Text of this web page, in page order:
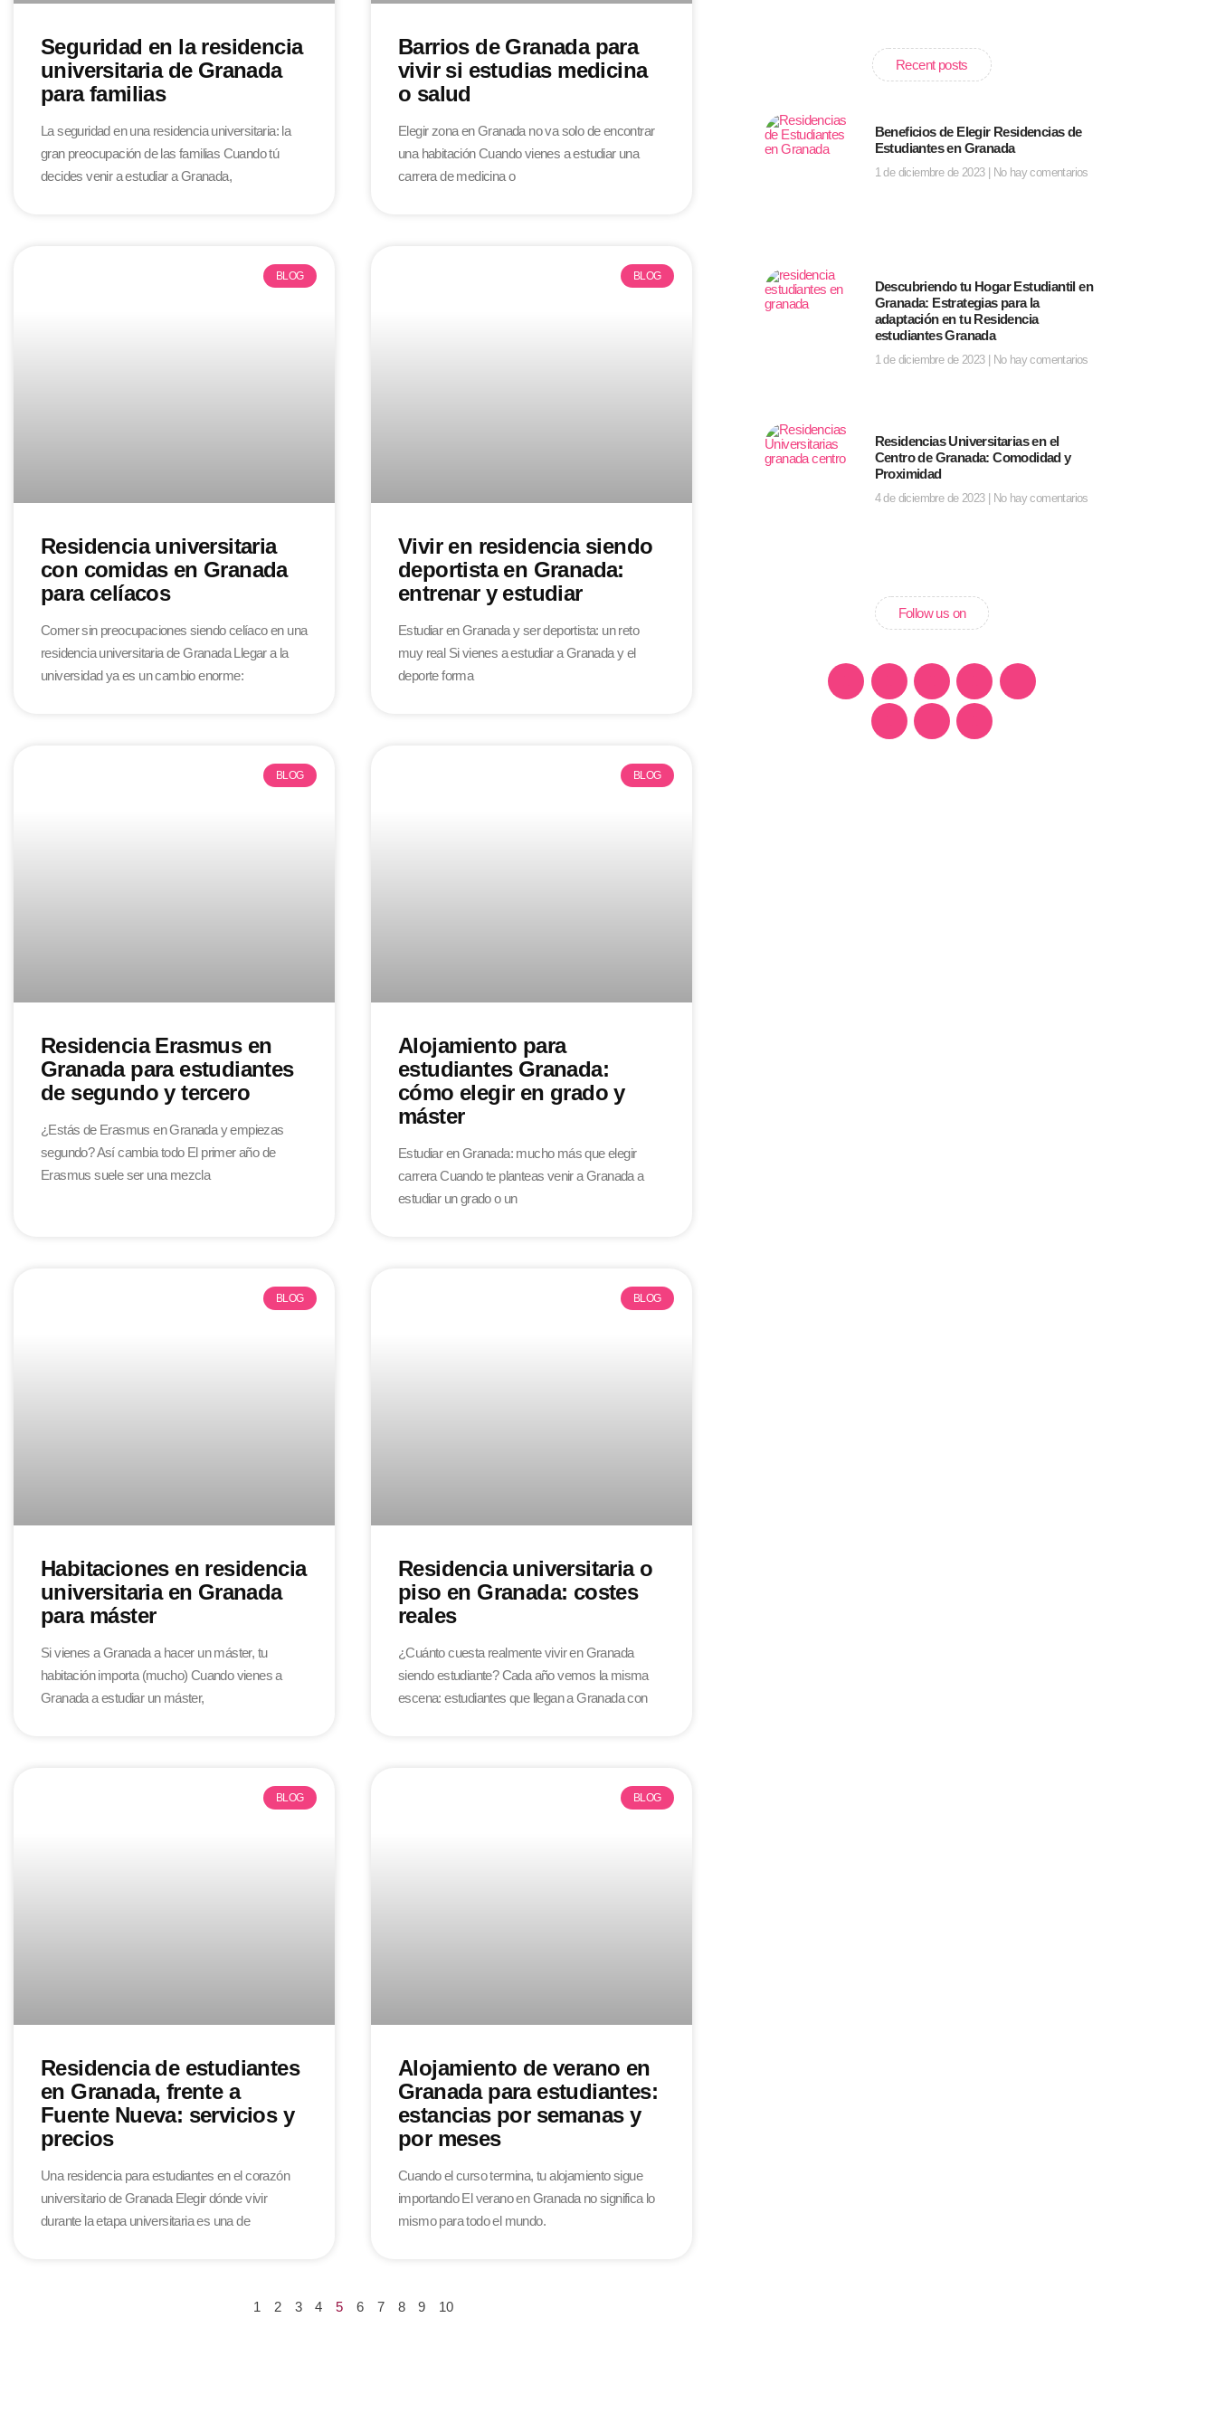
Seguridad en la residencia
universitaria de Granada
para familias
La seguridad en una residencia universitaria: la
gran preocupación de las familias Cuando tú
decides venir a estudiar a Granada,
Barrios de Granada para
vivir si estudias medicina
o salud
Elegir zona en Granada no va solo de encontrar
una habitación Cuando vienes a estudiar una
carrera de medicina o
BLOG
Residencia universitaria
con comidas en Granada
para celíacos
Comer sin preocupaciones siendo celíaco en una
residencia universitaria de Granada Llegar a la
universidad ya es un cambio enorme:
BLOG
Vivir en residencia siendo
deportista en Granada:
entrenar y estudiar
Estudiar en Granada y ser deportista: un reto
muy real Si vienes a estudiar a Granada y el
deporte forma
BLOG
Residencia Erasmus en
Granada para estudiantes
de segundo y tercero
¿Estás de Erasmus en Granada y empiezas
segundo? Así cambia todo El primer año de
Erasmus suele ser una mezcla
BLOG
Alojamiento para
estudiantes Granada:
cómo elegir en grado y
máster
Estudiar en Granada: mucho más que elegir
carrera Cuando te planteas venir a Granada a
estudiar un grado o un
BLOG
Habitaciones en residencia
universitaria en Granada
para máster
Si vienes a Granada a hacer un máster, tu
habitación importa (mucho) Cuando vienes a
Granada a estudiar un máster,
BLOG
Residencia universitaria o
piso en Granada: costes
reales
¿Cuánto cuesta realmente vivir en Granada
siendo estudiante? Cada año vemos la misma
escena: estudiantes que llegan a Granada con
BLOG
Residencia de estudiantes
en Granada, frente a
Fuente Nueva: servicios y
precios
Una residencia para estudiantes en el corazón
universitario de Granada Elegir dónde vivir
durante la etapa universitaria es una de
BLOG
Alojamiento de verano en
Granada para estudiantes:
estancias por semanas y
por meses
Cuando el curso termina, tu alojamiento sigue
importando El verano en Granada no significa lo
mismo para todo el mundo.
1 2 3 4 5 6 7 8 9 10
Recent posts
Beneficios de Elegir Residencias de
Estudiantes en Granada
1 de diciembre de 2023 No hay comentarios
Descubriendo tu Hogar Estudiantil en
Granada: Estrategias para la
adaptación en tu Residencia
estudiantes Granada
1 de diciembre de 2023 No hay comentarios
Residencias Universitarias en el
Centro de Granada: Comodidad y
Proximidad
4 de diciembre de 2023 No hay comentarios
Follow us on